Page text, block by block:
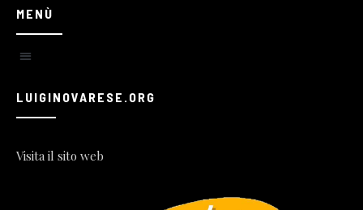
MENÙ
LUIGINOVARESE.ORG
Visita il sito web